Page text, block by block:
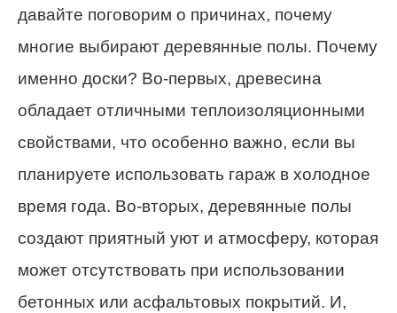
давайте поговорим о причинах, почему
многие выбирают деревянные полы. Почему
именно доски? Во-первых, древесина
обладает отличными теплоизоляционными
свойствами, что особенно важно, если вы
планируете использовать гараж в холодное
время года. Во-вторых, деревянные полы
создают приятный уют и атмосферу, которая
может отсутствовать при использовании
бетонных или асфальтовых покрытий. И,